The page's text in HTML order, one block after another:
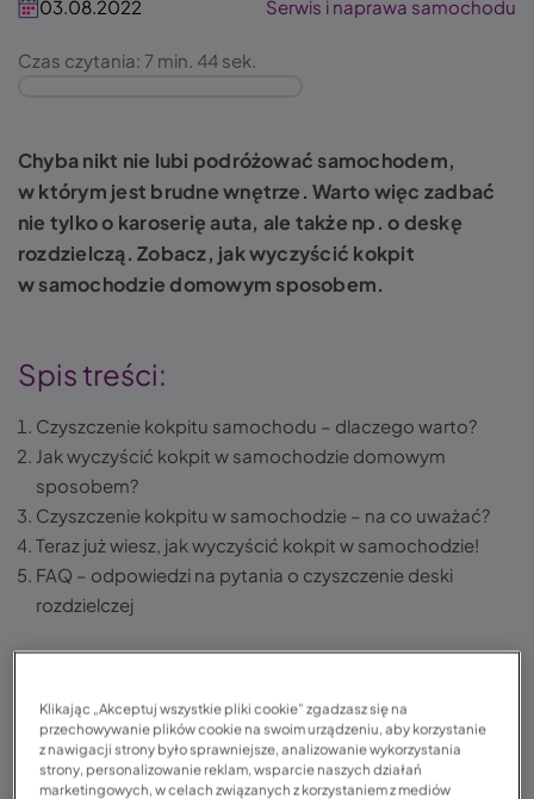
03.08.2022 Serwis i naprawa samochodu
Czas czytania: 7 min. 44 sek.
Chyba nikt nie lubi podróżować samochodem,
w którym jest brudne wnętrze. Warto więc zadbać
nie tylko o karoserię auta, ale także np. o deskę
rozdzielczą. Zobacz, jak wyczyścić kokpit
w samochodzie domowym sposobem.
Spis treści:
Czyszczenie kokpitu samochodu – dlaczego warto?
Jak wyczyścić kokpit w samochodzie domowym
sposobem?
Czyszczenie kokpitu w samochodzie – na co uważać?
Teraz już wiesz, jak wyczyścić kokpit w samochodzie!
FAQ – odpowiedzi na pytania o czyszczenie deski
rozdzielczej
sposobami – co warto wiedzieć?
Regularna pielęgnacja i czyszczenie kokpitu
Klikając „Akceptuj wszystkie pliki cookie” zgadzasz się na
przechowywanie plików cookie na swoim urządzeniu, aby korzystanie
z nawigacji strony było sprawniejsze, analizowanie wykorzystania
strony, personalizowanie reklam, wsparcie naszych działań
marketingowych, w celach związanych z korzystaniem z mediów